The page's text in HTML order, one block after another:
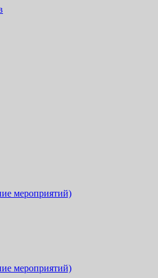
мероприятий)
мероприятий)